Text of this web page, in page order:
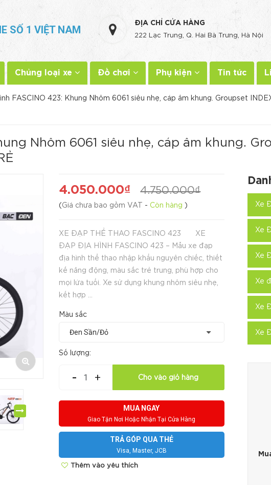
SỐ 1 VIỆT NAM
ĐỊA CHỈ CỬA HÀNG
222 Lạc Trung, Q. Hai Bà Trưng, Hà Nội
Chủng loại xe Đồ chơi Phụ kiện Tin tức
FASCINO 423: Khung Nhôm 6061 siêu nhẹ, cáp âm khung. Groupset
Nhôm 6061 siêu nhẹ, cáp âm khung.
Xe
Xe
Xe
Xe
Xe
Xe
4.050.000₫ 4.750.000₫
( Giá chưa bao gồm VAT -Còn hàng )
XE ĐẠP THỂ THAO FASCINO 423 XE
ĐẠP ĐỊA HÌNH FASCINO 423 – Mẫu xe đạp
địa hình thể thao nhập khẩu nguyên chiếc, thiết
kế năng động, màu sắc trẻ trung, phù hợp cho
mọi lứa tuổi. Xe sử dụng khung nhôm siêu nhẹ,
kết hợp ...
Màu sắc
Số lượng:
- + Cho vào giỏ hàng
MUA NGAY
Giao Tận Nơi Hoặc Nhận Tại Cửa Hàng
TRẢ GÓP QUA THẺ
Visa, Master, JCB
Thêm vào yêu thích